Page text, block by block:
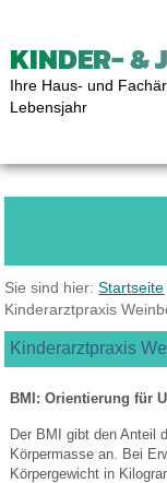
KINDER- &
Ihre Haus- und
Lebensjahr
Sie sind hier:Startseite
Kinderarztpraxis
Kinderarztpraxis
BMI: Orientierung für
Der BMI gibt den Anteil
Körpermasse an. Bei
Körpergewicht in